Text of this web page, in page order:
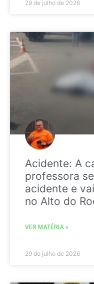
29 de julho de 2026
Acidente: A
professora
acidente e
no Alto do
VER MATÉRIA »
29 de julho de 2026